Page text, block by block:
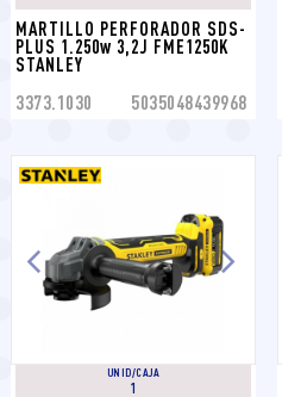
MARTILLO PERFORADOR SDS-
PLUS 1.250w 3,2J FME1250K
STANLEY
3373.1030 5035048439968
UNID/CAJA
1